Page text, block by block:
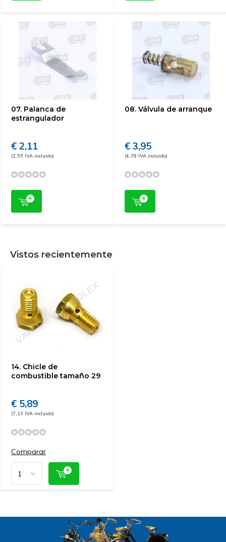
07. Palanca de
estrangulador
€ 2,11
(2,55 IVA incluido)
08. Válvula de arranque
€ 3,95
(4,78 IVA incluido)
Vistos recientemente
14. Chicle de
combustible tamaño 29
€ 5,89
(7,13 IVA incluido)
Comparar